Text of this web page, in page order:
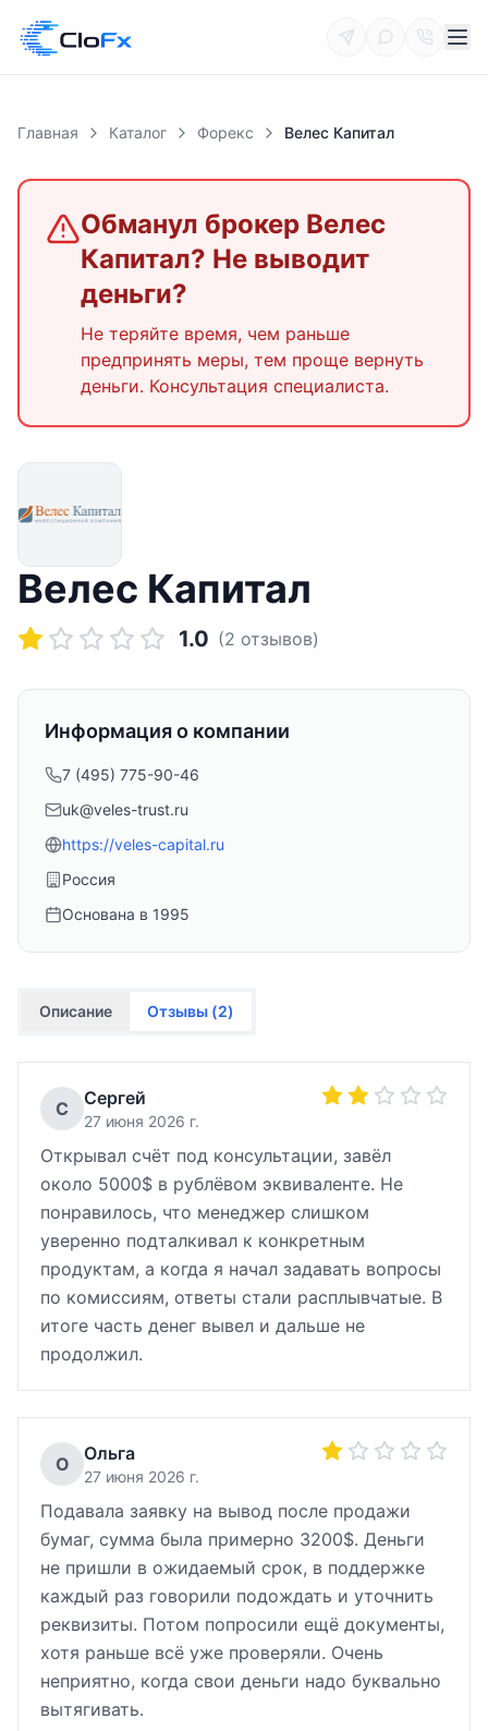
Главная Каталог Форекс Велес Капитал
Обманул брокер Велес
Капитал? Не выводит
деньги?
Не теряйте время, чем раньше
предпринять меры, тем проще вернуть
деньги. Консультация специалиста.
Велес Капитал
1.0 (2 отзывов)
Информация о компании
7 (495) 775-90-46
uk@veles-trust.ru
https://veles-capital.ru
Россия
Основана в 1995
Описание Отзывы (2)
С Сергей
27 июня 2026 г.
Открывал счёт под консультации, завёл
около 5000$ в рублёвом эквиваленте. Не
понравилось, что менеджер слишком
уверенно подталкивал к конкретным
продуктам, а когда я начал задавать вопросы
по комиссиям, ответы стали расплывчатые. В
итоге часть денег вывел и дальше не
продолжил.
О Ольга
27 июня 2026 г.
Подавала заявку на вывод после продажи
бумаг, сумма была примерно 3200$. Деньги
не пришли в ожидаемый срок, в поддержке
каждый раз говорили подождать и уточнить
реквизиты. Потом попросили ещё документы,
хотя раньше всё уже проверяли. Очень
неприятно, когда свои деньги надо буквально
вытягивать.